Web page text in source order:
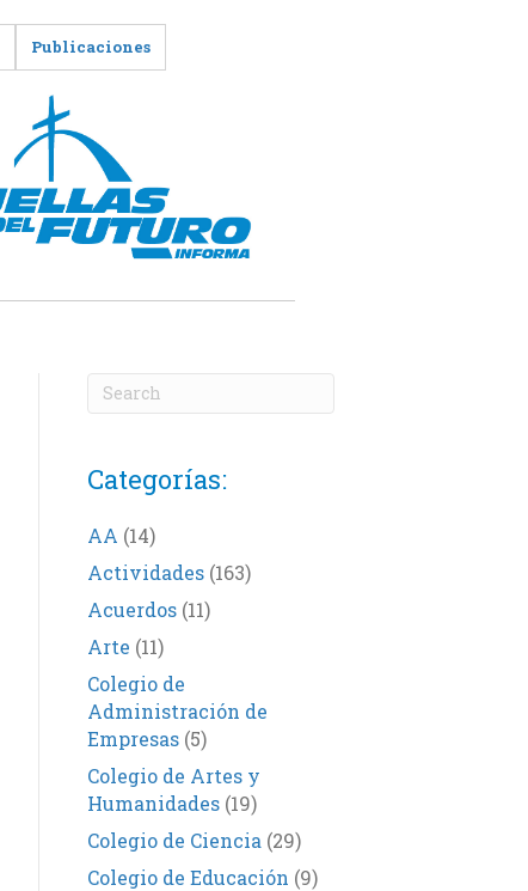
Publicaciones
Categorías:
AA (14)
Actividades(163)
Acuerdos(11)
Arte (11)
Colegio de
Administración de
Empresas(5)
Colegio de Artes y
Humanidades(19)
Colegio de Ciencia (29)
Colegio de Educación (9)